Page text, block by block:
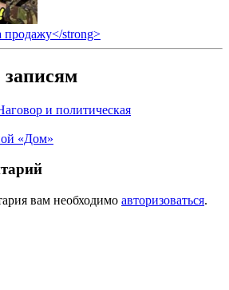
strong>
и политическая
«Дом»
вам необходимо авторизоваться.